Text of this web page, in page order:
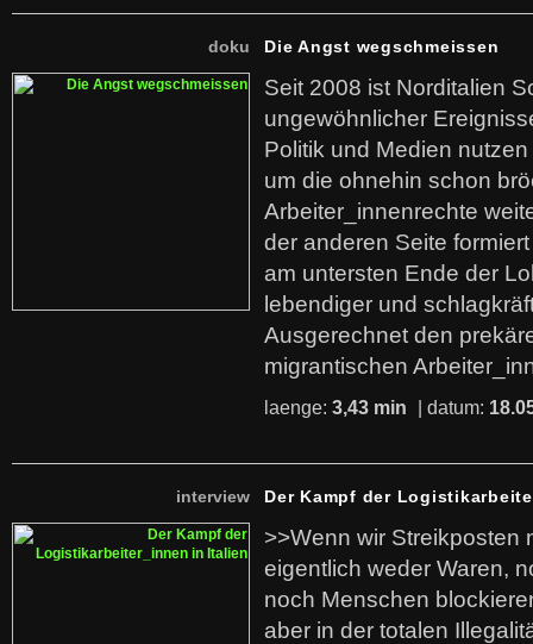
doku Die Angst wegschmeissen
Seit 2008 ist Norditalien
ungewöhnlicher
Politik und Medien
um die ohnehin schon
Arbeiter_innenrechte
der anderen Seite
am untersten Ende der
lebendiger und
Ausgerechnet den
migrantischen
laenge: 3,43 min | datum:
interview Der Kampf der
>>Wenn wir Streikposten
eigentlich weder Waren,
noch Menschen
aber in der totalen